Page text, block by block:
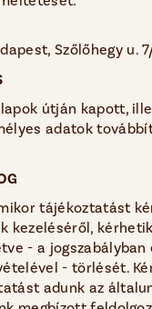
Szőlőhegy u.
útján kapott,
adatok
tájékoztatást
kezeléséről,
- a
- törlését.
adunk az